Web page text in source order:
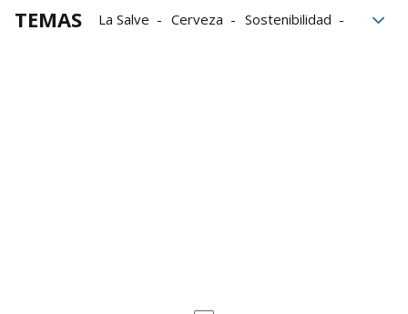
TEMAS La Salve Cerveza
Sostenibilidad